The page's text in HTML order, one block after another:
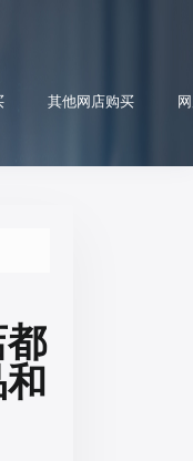
其他网店购买